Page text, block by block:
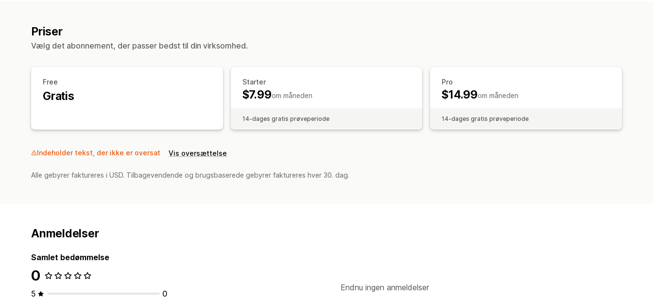
Priser
Vælg det abonnement, der passer bedst til din virksomhed.
Free
Gratis
Starter
$7.99om måneden
14-dages gratis prøveperiode
Pro
$14.99om måneden
14-dages gratis prøveperiode
Indeholder tekst, der ikke er oversat Vis oversættelse
Alle gebyrer faktureres i USD. Tilbagevendende og brugsbaserede gebyrer faktureres hver 30. dag.
Anmeldelser
Samlet bedømmelse
0
5
0
Endnu ingen anmeldelser